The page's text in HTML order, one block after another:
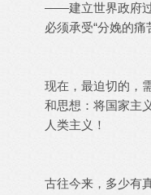
——建立世界政府
必须承受“分娩的痛
现在，最迫切的，
和思想：将国家主
人类主义！
古往今来，多少有